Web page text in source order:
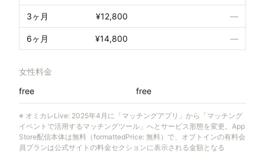
3ヶ月 ¥12,800 —
6ヶ月 ¥14,800 —
女性料金
free
free
※ オミカレLive: 2025年4月に「マッチングアプリ」から「マッチング
イベントで活用するマッチングツール」へとサービス形態を変更。App
Store配信本体は無料（formattedPrice: 無料）で、オプトインの有料会
員プランは公式サイトの料金セクションに表示される金額となる